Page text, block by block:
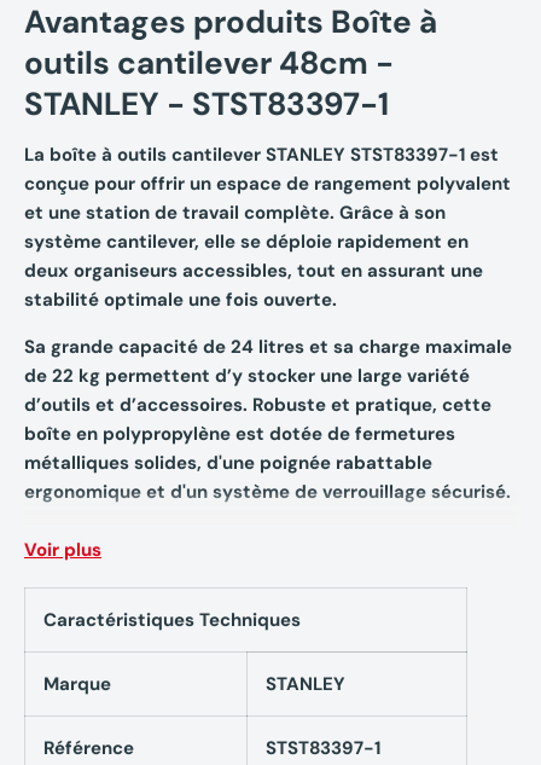
Avantages produits Boîte à
outils cantilever 48cm -
STANLEY - STST83397-1
La boîte à outils cantilever STANLEY STST83397-1 est
conçue pour offrir un espace de rangement polyvalent
et une station de travail complète. Grâce à son
système cantilever, elle se déploie rapidement en
deux organiseurs accessibles, tout en assurant une
stabilité optimale une fois ouverte.
Sa grande capacité de 24 litres et sa charge maximale
de 22 kg permettent d’y stocker une large variété
d’outils et d’accessoires. Robuste et pratique, cette
boîte en polypropylène est dotée de fermetures
métalliques solides, d'une poignée rabattable
ergonomique et d'un système de verrouillage sécurisé.
Les compartiments intégrés sur le couvercle facilitent
le rangement des petites pièces, pour une
l'atelier.
Caractéristiques techniques
Voir plus
Caractéristiques Techniques
Marque STANLEY
Référence STST83397-1